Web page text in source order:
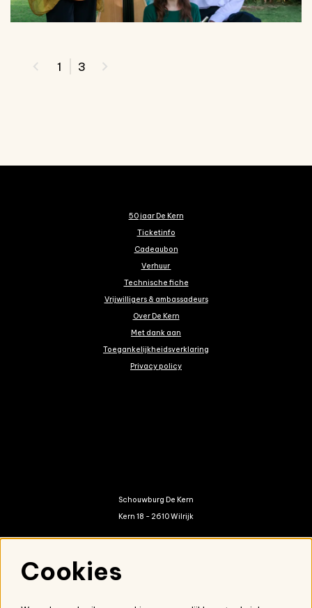
1 3
50 jaar De Kern
Ticketinfo
Cadeaubon
Verhuur
Technische fiche
Vrijwilligers & ambassadeurs
Over De Kern
Met dank aan
Toegankelijkheidsverklaring
Privacy policy
Schouwburg De Kern
Kern 18 - 2610 Wilrijk
Cookies